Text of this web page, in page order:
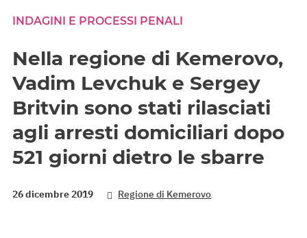
INDAGINI E PROCESSI PENALI
Nella regione di Kemerovo,
Vadim Levchuk e Sergey
Britvin sono stati rilasciati
agli arresti domiciliari dopo
521 giorni dietro le sbarre
26 dicembre 2019 Regione di Kemerovo